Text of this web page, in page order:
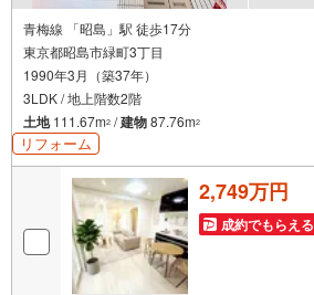
青梅線 「昭島」駅 徒歩17分
東京都昭島市緑町3丁目
1990年3月（築37年）
3LDK / 地上階数2階
土地111.67m2 /建物87.76m2
リフォーム
2,749万円
成約でもらえる